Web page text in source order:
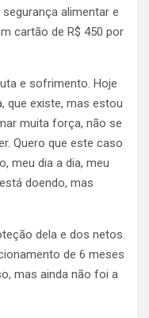
alimentar e
cartão de R$ 450 por
e sofrimento. Hoje
que existe, mas estou
muita força, não se
Quero que este caso
meu dia a dia, meu
doendo, mas
dela e dos netos.
de 6 meses
mas ainda não foi a